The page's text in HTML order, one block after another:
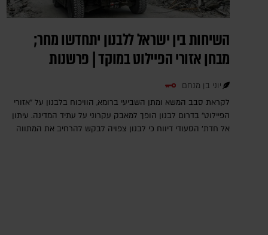
השיחות בין ישראל ללבנון יתחדשו מחר;
מבחן אזורי הפיילוט במוקד | פרשנות
יוני בן מנחם
לקראת סבב המשא ומתן השביעי ברומא, הוויכוח בלבנון על "אזורי
הפיילוט" בדרום לבנון הופך למאבק עקרוני על עתיד המדינה. עיתון
אל חדת' הסעודי דיווח כי לבנון צפויה לבקש להרחיב את המתווה